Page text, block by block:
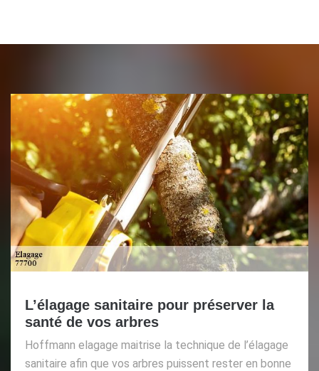
L’élagage sanitaire pour préserver la
santé de vos arbres
Hoffmann elagage maitrise la technique de l’élagage
sanitaire afin que vos arbres puissent rester en bonne